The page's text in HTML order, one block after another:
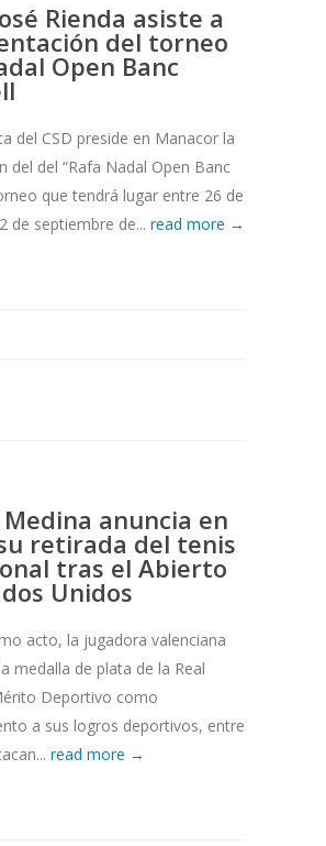
Rienda asiste a
del torneo
Open Banc
del CSD preside en Manacor la
del del “Rafa Nadal Open Banc
que tendrá lugar entre 26 de
de septiembre de... read more →
anuncia en
retirada del tenis
tras el Abierto
Unidos
acto, la jugadora valenciana
medalla de plata de la Real
Deportivo como
a sus logros deportivos, entre
read more →